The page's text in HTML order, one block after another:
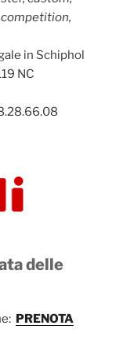
in Schiphol
NC
delle
PRENOTA